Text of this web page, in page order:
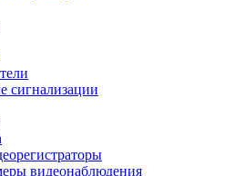
сигнализации
видеонаблюдения